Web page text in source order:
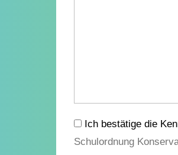
Ich bestätige die
Schulordnung